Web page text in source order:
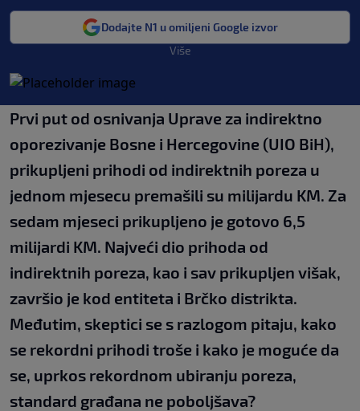
Dodajte N1 u omiljeni Google izvor
Više
Prvi put od osnivanja Uprave za indirektno
oporezivanje Bosne i Hercegovine (UIO BiH),
prikupljeni prihodi od indirektnih poreza u
jednom mjesecu premašili su milijardu KM. Za
sedam mjeseci prikupljeno je gotovo 6,5
milijardi KM. Najveći dio prihoda od
indirektnih poreza, kao i sav prikupljen višak,
završio je kod entiteta i Brčko distrikta.
Međutim, skeptici se s razlogom pitaju, kako
se rekordni prihodi troše i kako je moguće da
se, uprkos rekordnom ubiranju poreza,
standard građana ne poboljšava?